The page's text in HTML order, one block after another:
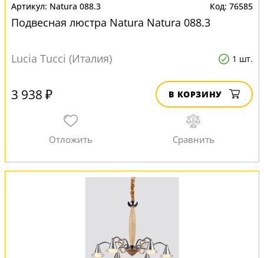
Natura 088.3 76585
Подвесная люстра Natura Natura 088.3
Lucia Tucci (Италия) 1 шт.
3 938 ₽ В КОРЗИНУ